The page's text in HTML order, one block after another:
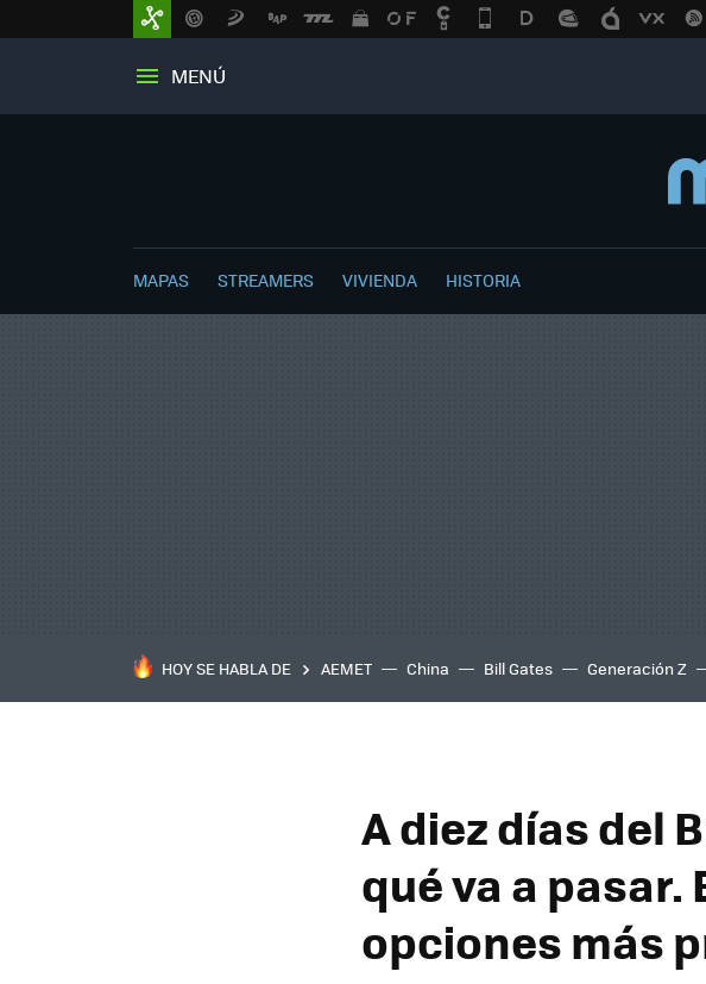
MENÚ
MAPAS STREAMERS VIVIENDA HISTORIA
HOY SE HABLA DE AEMET China Bill Gates Generación Z
A diez días del
qué va a
opciones más